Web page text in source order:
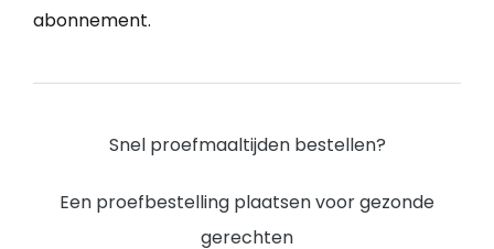
abonnement.
Snel proefmaaltijden bestellen?
Een proefbestelling plaatsen voor gezonde
gerechten